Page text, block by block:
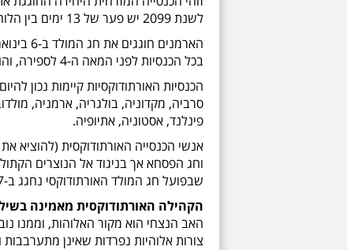
לשנת 2099 יש פער של 13 ימים בין הלוח הגרגוריאני ללוח היוליאני.
בכל הכנסיות לפני המאה ה-4 לספירה, והוא מצוין כיום בכנסיות אחרות (בייחוד בכנסייה הקתולית) כ"חג ההתגלות".
הכנסיות האורתודוקסיות קיימות נכון
סרביה, מקדוניה, בולגריה, ארמניה,
פינלנד, אסטוניה, אתיופיה.
אנשי הכנסייה האורתודוקסית (להוציא
וחג הפסחא אך בניגוד אל הנוצרים
שבפועל חג המולד האורתודוקסי נחגג ב-7 בינואר, בניגוד לחג המולד הקתולי שנחגג ב-25 בדצמבר.
הקהילה האורתודוקסית מאמינה
האב הנצחי הוא מקור האלוהות, וממנו
צורות אלוהיות נפרדות שאינן מתערבבות